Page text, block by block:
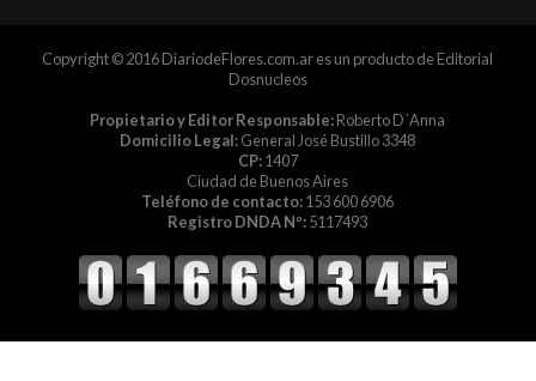
Copyright © 2016 DiariodeFlores.com.ar es un producto de Editorial
Dosnucleos
Propietario y Editor Responsable:Roberto D´Anna
Domicilio Legal:General José Bustillo 3348
CP:1407
Ciudad de Buenos Aires
Teléfono de contacto:153 600 6906
Registro DNDA Nº:5117493